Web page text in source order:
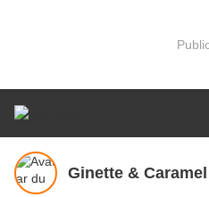
Ginette & Caramel